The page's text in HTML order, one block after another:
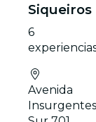
Siqueiros
6
Avenida
Insurgentes